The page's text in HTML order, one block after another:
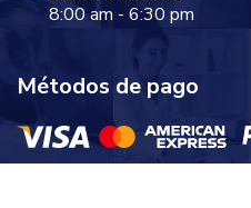
8:00 am - 6:30 pm
Métodos de pago